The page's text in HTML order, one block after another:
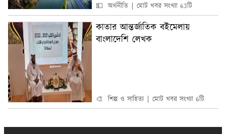
💵 অর্থনীতি মোট খবর সংখ্যা 63টি
কাতার আন্তর্জাতিক বইমেলায়
বাংলাদেশি লেখক
🎨 শিল্প ও সাহিত্য মোট খবর সংখ্যা 6টি